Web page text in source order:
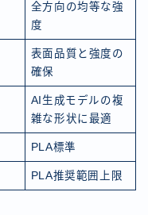
全方向の均等な強
度
表面品質と強度の
確保
AI生成モデルの複
雑な形状に最適
PLA標準
PLA推奨範囲上限